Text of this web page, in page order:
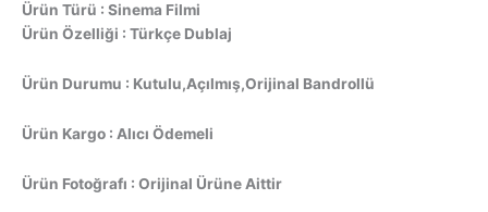
Ürün Türü : Sinema Filmi
Ürün Özelliği : Türkçe Dublaj
Ürün Durumu : Kutulu,Açılmış,Orijinal Bandrollü
Ürün Kargo : Alıcı Ödemeli
Ürün Fotoğrafı : Orijinal Ürüne Aittir